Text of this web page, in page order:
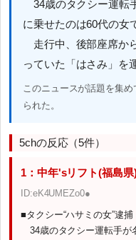
34歳のタクシー運転
に乗せたのは60代の女
走行中、後部座席か
っていた「はさみ」を
このニュースが話題を集
られた。
5chの反応（5件）
1：中年'sリフト(福島
ID:eK4UMEZo0●
■タクシー“ハサミの女”逮捕
34歳のタクシー運転手が